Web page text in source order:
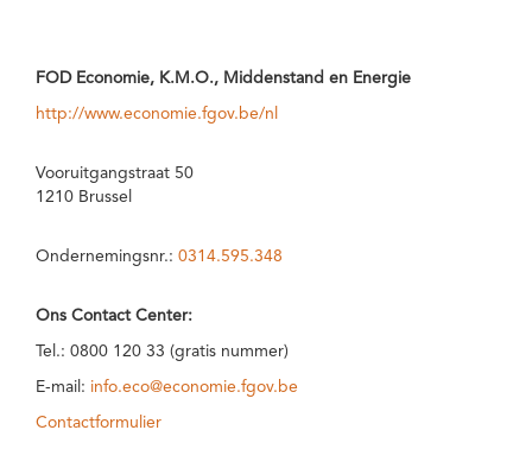
FOD Economie, K.M.O., Middenstand en Energie
http://www.economie.fgov.be/nl
Vooruitgangstraat 50
1210 Brussel
Ondernemingsnr.: 0314.595.348
Ons Contact Center:
Tel.: 0800 120 33 (gratis nummer)
E-mail: info.eco@economie.fgov.be
Contactformulier